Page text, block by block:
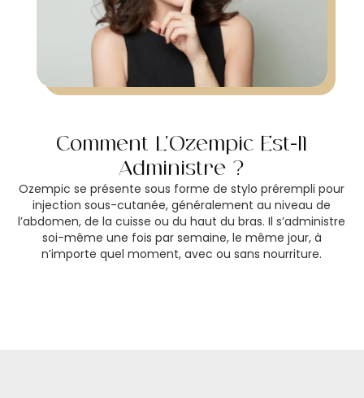
Comment L’Ozempic Est-Il
Administré ?
Ozempic se présente sous forme de stylo prérempli pour
injection sous-cutanée, généralement au niveau de
l’abdomen, de la cuisse ou du haut du bras. Il s’administre
soi-même une fois par semaine, le même jour, à
n’importe quel moment, avec ou sans nourriture.